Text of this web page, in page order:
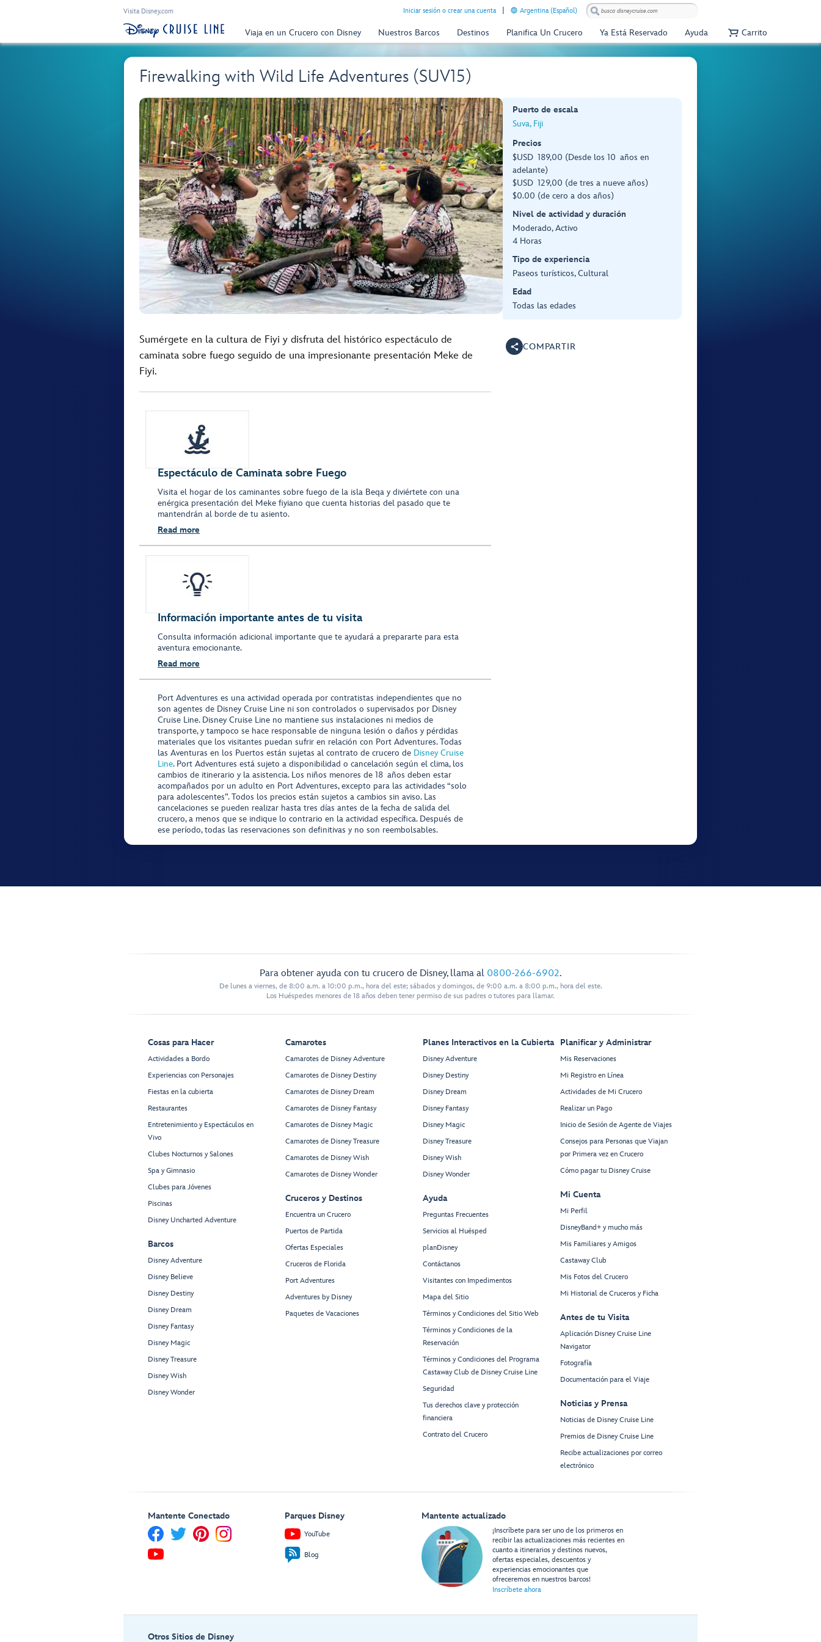
Visita Disney.com Iniciar sesión o crear una cuenta Argentina (Español)
Viaja en un Crucero con Disney Nuestros Barcos Destinos Planifica Un Crucero Ya Está Reservado Ayuda Carrito
Firewalking with Wild Life Adventures (SUV15)
Puerto de escala
Suva, Fiji
Precios
$USD 189,00 (Desde los 10 años en
adelante)
$USD 129,00 (de tres a nueve años)
$0.00 (de cero a dos años)
Nivel de actividad y duración
Moderado, Activo
4 Horas
Tipo de experiencia
Paseos turísticos, Cultural
Edad
Todas las edades
Sumérgete en la cultura de Fiyi y disfruta del histórico espectáculo de
caminata sobre fuego seguido de una impresionante presentación Meke de
Fiyi.
Espectáculo de Caminata sobre Fuego
Visita el hogar de los caminantes sobre fuego de la isla Beqa y diviértete con una
enérgica presentación del Meke fiyiano que cuenta historias del pasado que te
mantendrán al borde de tu asiento.
Read more
Información importante antes de tu visita
Consulta información adicional importante que te ayudará a prepararte para esta
aventura emocionante.
Read more
Port Adventures es una actividad operada por contratistas independientes que no
son agentes de Disney Cruise Line ni son controlados o supervisados por Disney
Cruise Line. Disney Cruise Line no mantiene sus instalaciones ni medios de
transporte, y tampoco se hace responsable de ninguna lesión o daños y pérdidas
materiales que los visitantes puedan sufrir en relación con Port Adventures. Todas
las Aventuras en los Puertos están sujetas al contrato de crucero de Disney Cruise
Line. Port Adventures está sujeto a disponibilidad o cancelación según el clima, los
cambios de itinerario y la asistencia. Los niños menores de 18 años deben estar
acompañados por un adulto en Port Adventures, excepto para las actividades “solo
para adolescentes”. Todos los precios están sujetos a cambios sin aviso. Las
cancelaciones se pueden realizar hasta tres días antes de la fecha de salida del
crucero, a menos que se indique lo contrario en la actividad específica. Después de
ese período, todas las reservaciones son definitivas y no son reembolsables.
COMPARTIR
Para obtener ayuda con tu crucero de Disney, llama al 0800-266-6902.
De lunes a viernes, de 8:00 a.m. a 10:00 p.m., hora del este; sábados y domingos, de 9:00 a.m. a 8:00 p.m., hora del este.
Los Huéspedes menores de 18 años deben tener permiso de sus padres o tutores para llamar.
Cosas para Hacer
Actividades a Bordo
Experiencias con Personajes
Fiestas en la cubierta
Restaurantes
Entretenimiento y Espectáculos en
Vivo
Clubes Nocturnos y Salones
Spa y Gimnasio
Clubes para Jóvenes
Piscinas
Disney Uncharted Adventure
Barcos
Disney Adventure
Disney Believe
Disney Destiny
Disney Dream
Disney Fantasy
Disney Magic
Disney Treasure
Disney Wish
Disney Wonder
Camarotes
Camarotes de Disney Adventure
Camarotes de Disney Destiny
Camarotes de Disney Dream
Camarotes de Disney Fantasy
Camarotes de Disney Magic
Camarotes de Disney Treasure
Camarotes de Disney Wish
Camarotes de Disney Wonder
Cruceros y Destinos
Encuentra un Crucero
Puertos de Partida
Ofertas Especiales
Cruceros de Florida
Port Adventures
Adventures by Disney
Paquetes de Vacaciones
Planes Interactivos en la Cubierta
Disney Adventure
Disney Destiny
Disney Dream
Disney Fantasy
Disney Magic
Disney Treasure
Disney Wish
Disney Wonder
Ayuda
Preguntas Frecuentes
Servicios al Huésped
planDisney
Contáctanos
Visitantes con Impedimentos
Mapa del Sitio
Términos y Condiciones del Sitio Web
Términos y Condiciones de la
Reservación
Términos y Condiciones del Programa
Castaway Club de Disney Cruise Line
Seguridad
Tus derechos clave y protección
financiera
Contrato del Crucero
Planificar y Administrar
Mis Reservaciones
Mi Registro en Línea
Actividades de Mi Crucero
Realizar un Pago
Inicio de Sesión de Agente de Viajes
Consejos para Personas que Viajan
por Primera vez en Crucero
Cómo pagar tu Disney Cruise
Mi Cuenta
Mi Perfil
DisneyBand+ y mucho más
Mis Familiares y Amigos
Castaway Club
Mis Fotos del Crucero
Mi Historial de Cruceros y Ficha
Antes de tu Visita
Aplicación Disney Cruise Line
Navigator
Fotografía
Documentación para el Viaje
Noticias y Prensa
Noticias de Disney Cruise Line
Premios de Disney Cruise Line
Recibe actualizaciones por correo
electrónico
Mantente Conectado Parques Disney
YouTube
Blog
Mantente actualizado
¡Inscríbete para ser uno de los primeros en
recibir las actualizaciones más recientes en
cuanto a itinerarios y destinos nuevos,
ofertas especiales, descuentos y
experiencias emocionantes que
ofreceremos en nuestros barcos!
Inscríbete ahora
Otros Sitios de Disney